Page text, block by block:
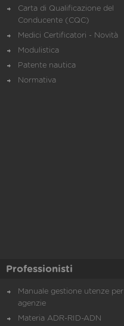
Carta di Qualificazione del
Conducente (CQC)
Medici Certificatori - Novità
Modulistica
Patente nautica
Normativa
Professionisti
Manuale gestione utenze per
agenzie
Materia ADR-RID-ADN